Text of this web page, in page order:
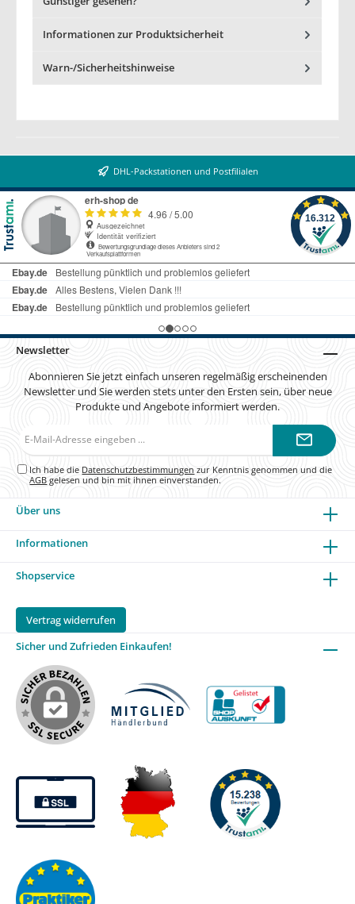
Informationen zur Produktsicherheit
Warn-/Sicherheitshinweise
DHL-Packstationen und Postfilialen
Newsletter
Abonnieren Sie jetzt einfach unseren regelmäßig erscheinenden
Newsletter und Sie werden stets unter den Ersten sein, über neue
Produkte und Angebote informiert werden.
Ich habe die Datenschutzbestimmungen zur Kenntnis genommen und die
AGB gelesen und bin mit ihnen einverstanden.
Über uns
Informationen
Shopservice
Vertrag widerrufen
Sicher und Zufrieden Einkaufen!